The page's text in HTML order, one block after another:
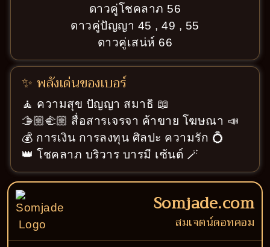
ดาวคู่โชคลาภ 56
ดาวคู่ปัญญา 45 , 49 , 55
ดาวคู่เสน่ห์ 66
✨ พลังเด่นของเบอร์
🧘 ความสุข ปัญญา สมาธิ 📖
🫱🏼‍🫲🏼 สื่อสารเจรจา ค้าขาย โฆษณา 📣
💰 การเงิน การลงทุน ศิลปะ ความรัก 💍
👑 โชคลาภ บริวาร บารมี เซ้นต์ 🪄
Somjade.com
สมเจตน์ดอทคอม